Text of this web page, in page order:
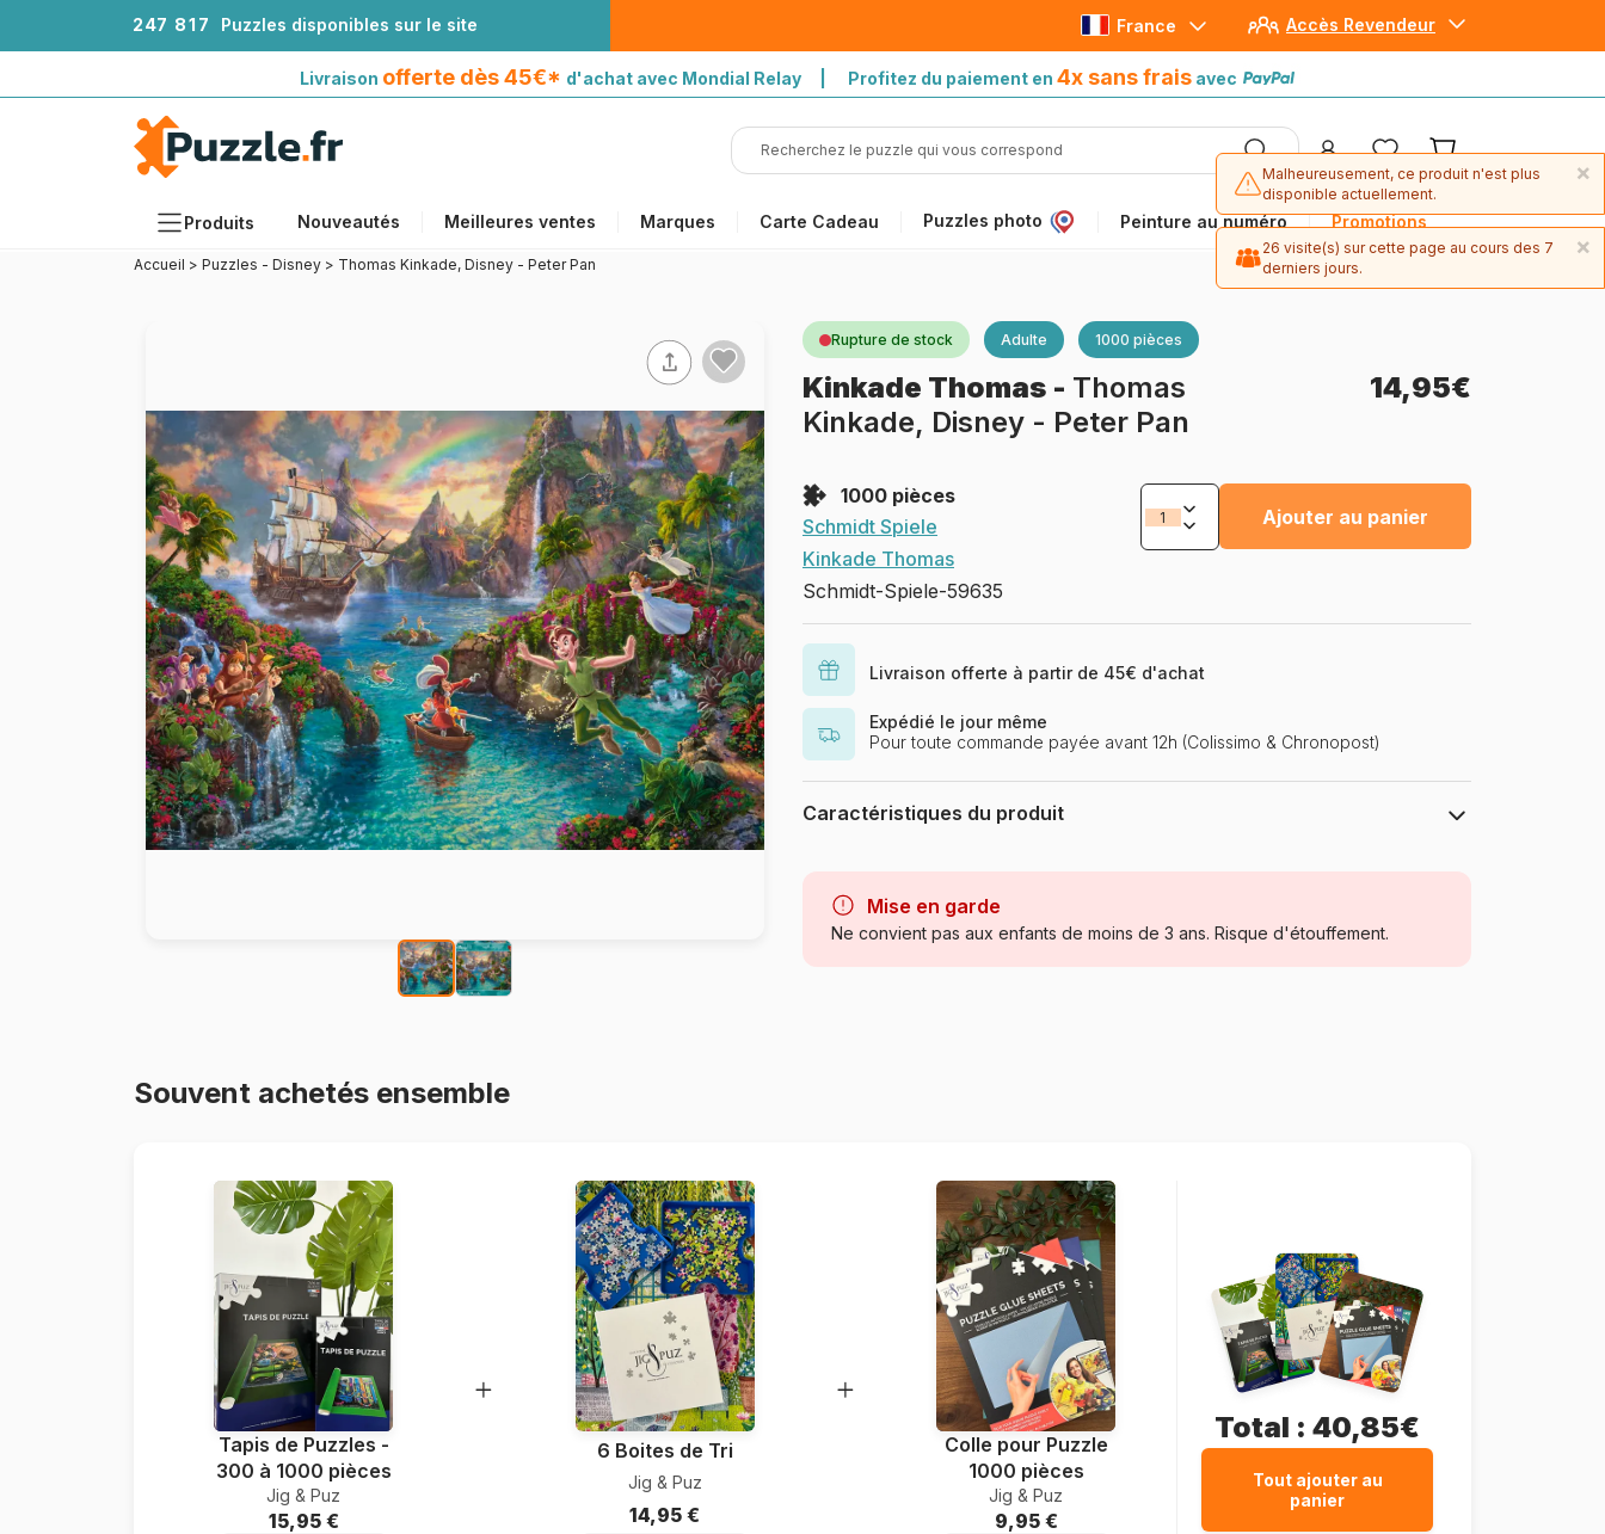
247 81 7 Puzzles disponibles sur le site Accès Revendeur
France
Livraison offerte dès 45€* d'achat avec Mondial Relay | Profitez du paiement en 4x sans frais avec
Produits Nouveautés Meilleures ventes Marques Carte Cadeau Puzzles photo Peinture au numéro Promotions
Âges
Artistes
Accessoires
Puzzles en bois
Peinture au numéro
avec Mondial Relay
avec Paypal
Accueil > Puzzles - Disney > Thomas Kinkade, Disney - Peter Pan
Rupture de stock Adulte 1000 pièces
Kinkade Thomas - Thomas
Kinkade, Disney - Peter Pan
14,95€
1000 pièces
Schmidt Spiele
Kinkade Thomas
Schmidt-Spiele-59635
Ajouter au panier
Livraison offerte à partir de 45€ d'achat
Expédié le jour même
Pour toute commande payée avant 12h (Colissimo & Chronopost)
Caractéristiques du produit
Catégorie
Age
Puzzle pour Adultes (500 à 48.000
Mise en garde
Ne convient pas aux enfants de moins de 3 ans. Risque d'étouffement.
Souvent achetés ensemble
Tapis de Puzzles -
300 à 1000 pièces
Jig & Puz
15,95 €
6 Boites de Tri
Jig & Puz
14,95 €
Colle pour Puzzle
1000 pièces
Jig & Puz
9,95 €
Total : 40,85€
Tout ajouter au
panier
×
Malheureusement, ce produit n'est plus
disponible actuellement.
×
26 visite(s) sur cette page au cours des 7
derniers jours.